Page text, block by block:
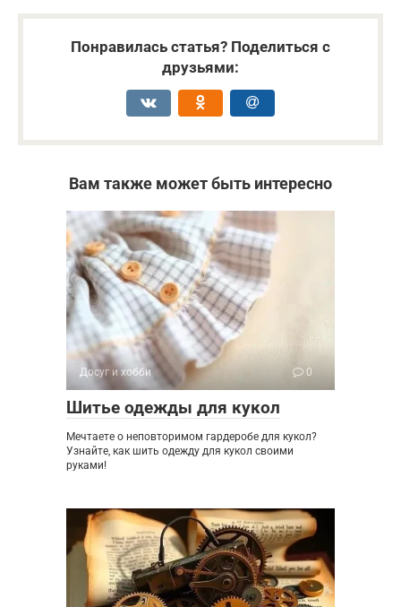
Понравилась статья? Поделиться с
друзьями:
Вам также может быть интересно
Досуг и хобби 0
Шитье одежды для кукол
Мечтаете о неповторимом гардеробе для кукол?
Узнайте, как шить одежду для кукол своими
руками!